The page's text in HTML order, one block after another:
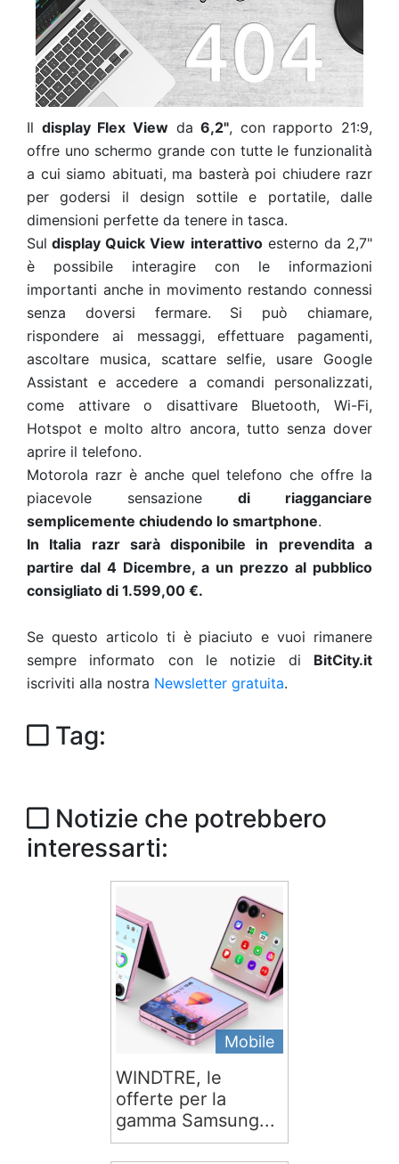
Il display Flex Viewda6,2", con rapporto 21:9,
offre uno schermo grande con tutte le funzionalità
a cui siamo abituati, ma basterà poi chiudere razr
per godersi il design sottile e portatile, dalle
dimensioni perfette da tenere in tasca.
Sul display Quick View interattivoesterno da 2,7"
è possibile interagire con le informazioni
importanti anche in movimento restando connessi
senza doversi fermare. Si può chiamare,
rispondere ai messaggi, effettuare pagamenti,
ascoltare musica, scattare selfie, usare Google
Assistant e accedere a comandi personalizzati,
come attivare o disattivare Bluetooth, Wi-Fi,
Hotspot e molto altro ancora, tutto senza dover
aprire il telefono.
Motorola razr è anche quel telefono che offre la
piacevole sensazione di riagganciare
semplicemente chiudendo lo smartphone.
In Italia razr sarà disponibile in prevendita a
partire dal 4 Dicembre, a un prezzo al pubblico
consigliato di 1.599,00 €.
Se questo articolo ti è piaciuto e vuoi rimanere
sempre informato con le notizie di BitCity.it
iscriviti alla nostra Newsletter gratuita.
Tag:
Notizie che potrebbero
interessarti:
Mobile
WINDTRE, le
offerte per la
gamma Samsung...